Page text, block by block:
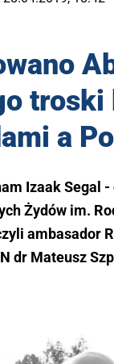
troski
a
Izaak Segal
Żydów im.
ambasador
dr Mateusz